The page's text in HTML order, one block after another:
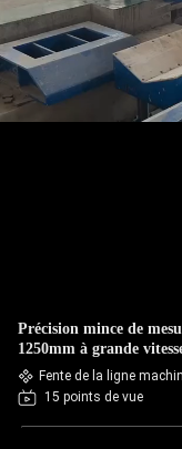
Précision mince de
1250mm à grande
Fente de la ligne
15 points de vue